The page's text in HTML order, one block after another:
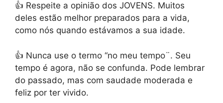
👍 Respeite a opinião dos JOVENS. Muitos
deles estão melhor preparados para a vida,
como nós quando estávamos a sua idade.
👍 Nunca use o termo “no meu tempo¨. Seu
tempo é agora, não se confunda. Pode lembrar
do passado, mas com saudade moderada e
feliz por ter vivido.